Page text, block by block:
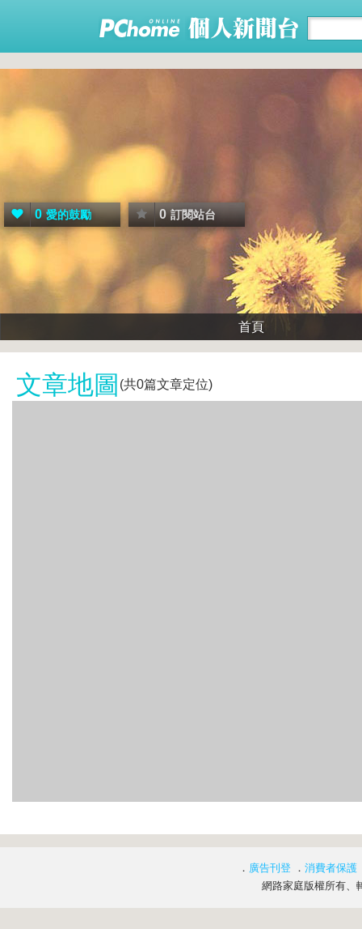
0 愛的鼓勵 0 訂閱站台
首頁
文章地圖 (共0篇文章定位)
． 廣告刊登 ． 消費者保護
網路家庭版權所有、